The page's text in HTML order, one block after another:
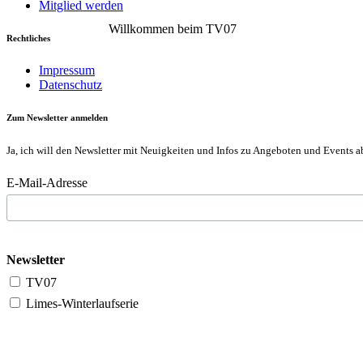
Willkommen beim TV07
Mitglied werden
Rechtliches
Impressum
Datenschutz
Zum Newsletter anmelden
Ja, ich will den Newsletter mit Neuigkeiten und Infos zu Angeboten und Events
E-Mail-Adresse
Newsletter
TV07
Limes-Winterlaufserie